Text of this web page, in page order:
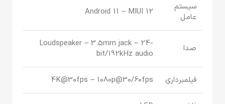
سیستم
عامل
Android 11 – MIUI 12
صدا
Loudspeaker – 3.5mm jack – 24-
bit/192kHz audio
فیلمبرداری 4K@30fps – 1080p@30/60fps